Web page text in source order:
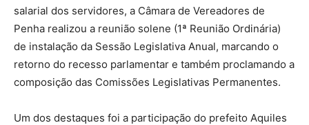
salarial dos servidores, a Câmara de Vereadores de
Penha realizou a reunião solene (1ª Reunião Ordinária)
de instalação da Sessão Legislativa Anual, marcando o
retorno do recesso parlamentar e também proclamando a
composição das Comissões Legislativas Permanentes.
Um dos destaques foi a participação do prefeito Aquiles